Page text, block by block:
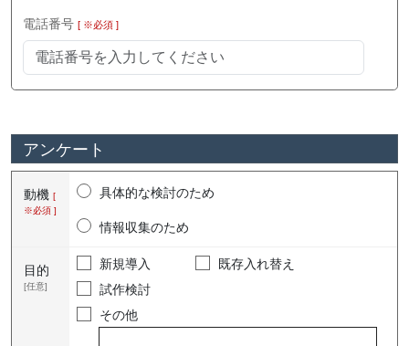
電話番号 [ ※必須 ]
アンケート
動機 [
※必須 ]
具体的な検討のため
情報収集のため
目的
[任意]
新規導入
既存入れ替え
試作検討
その他